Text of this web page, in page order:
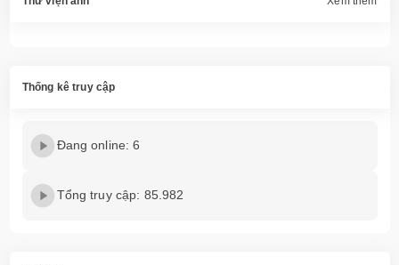
Thống kê truy cập
Đang online: 6
Tổng truy cập: 85.982